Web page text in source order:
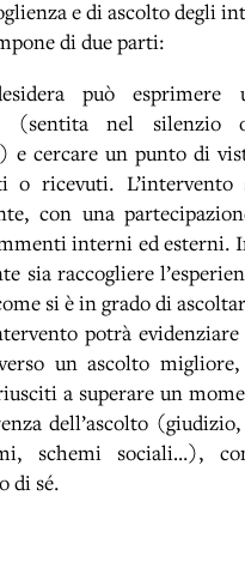
e di ascolto degli
di due parti:
può esprimere
(sentita nel
e cercare un punto di
o ricevuti. L’intervento
con una
interni ed esterni.
sia raccogliere
si è in grado di
potrà
un ascolto migliore,
a superare un
dell’ascolto
schemi sociali…),
di sé.